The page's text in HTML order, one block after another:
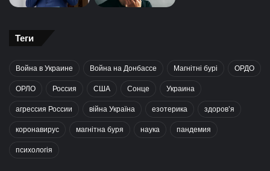
Теги
Война в Украине Война на Донбассе Магнітні бурі ОРДО
ОРЛО Россия США Сонце Украина
агрессия России війна Україна езотерика здоров’я
коронавирус магнітна буря наука пандемия
психологія